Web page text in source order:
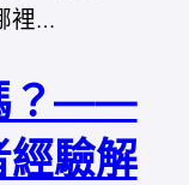
裡…
？——
經驗解